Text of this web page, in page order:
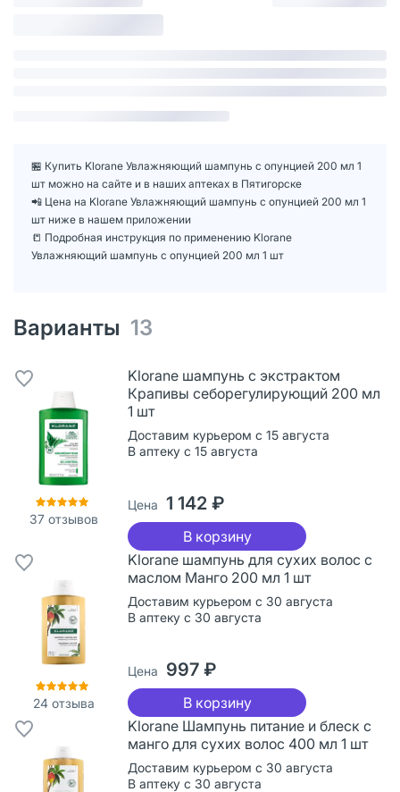
🏪 Купить Klorane Увлажняющий шампунь с опунцией 200 мл 1
шт можно на сайте и в наших аптеках в Пятигорске
📲 Цена на Klorane Увлажняющий шампунь с опунцией 200 мл 1
шт ниже в нашем приложении
📒 Подробная инструкция по применению Klorane
Увлажняющий шампунь с опунцией 200 мл 1 шт
Варианты 13
37отзывов
Klorane шампунь с экстрактом
Крапивы себорегулирующий 200 мл
1 шт
Доставим курьером с 15 августа
В аптеку с 15 августа
Цена 1 142 ₽
В корзину
24отзыва
Klorane шампунь для сухих волос с
маслом Манго 200 мл 1 шт
Доставим курьером с 30 августа
В аптеку с 30 августа
Цена 997 ₽
В корзину
Klorane Шампунь питание и блеск с
манго для сухих волос 400 мл 1 шт
Доставим курьером с 30 августа
В аптеку с 30 августа